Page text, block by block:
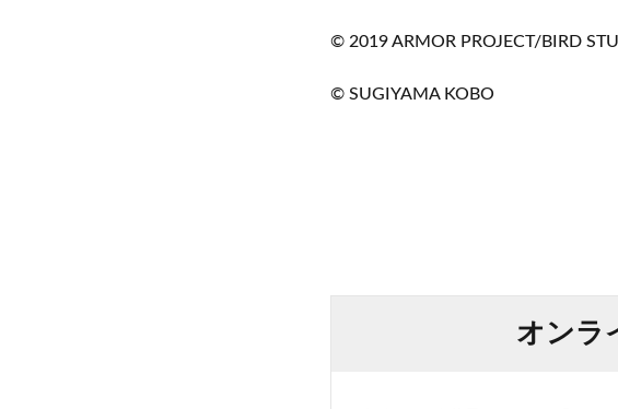
©︎ 2019 ARMOR PROJECT/BIRD
©︎ SUGIYAMA KOBO
オンラ